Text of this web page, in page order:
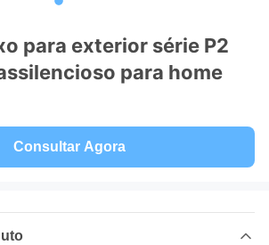
para exterior série P2
para home
Consultar Agora